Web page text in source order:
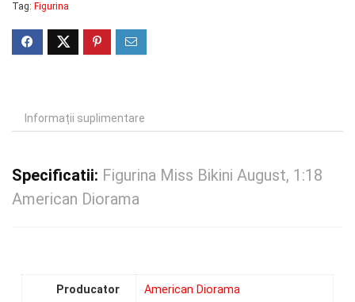
Tag: Figurina
Informații suplimentare
Specificatii: Figurina Miss Bikini August, 1:18
American Diorama
Producator American Diorama